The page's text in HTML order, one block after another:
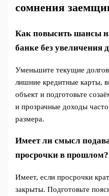
сомнения
Как повысить шансы
банке без увеличения
Уменьшите текущие
лишние кредитные карты,
объект и подготовьте
и прозрачные доходы
размера.
Имеет ли смысл
просрочки в прошлом?
Имеет, если просрочки
закрыты. Подготовьте